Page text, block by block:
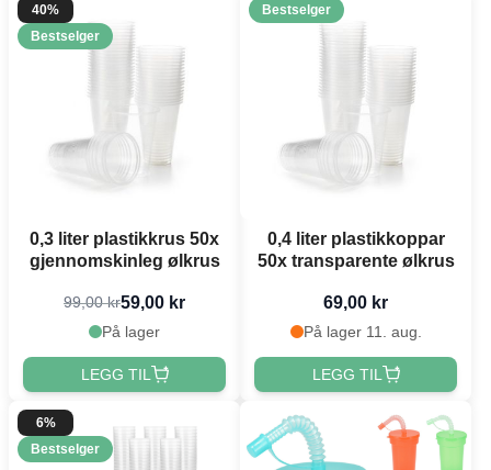
40%
Bestselger
0,3 liter plastikkrus 50x
gjennomskinleg ølkrus
99,00 kr59,00 kr
På lager
LEGG TIL
Bestselger
0,4 liter plastikkoppar
50x transparente ølkrus
69,00 kr
På lager 11. aug.
LEGG TIL
6%
Bestselger